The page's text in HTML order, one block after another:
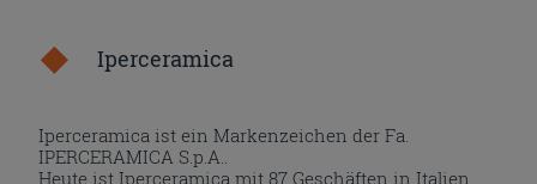
Iperceramica
Iperceramica ist ein Markenzeichen der Fa.
IPERCERAMICA S.p.A..
Heute ist Iperceramica mit 87 Geschäften in Italien